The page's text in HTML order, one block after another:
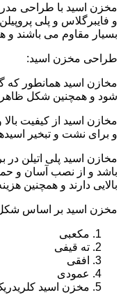
مخزن اسید با طراحی
و فایبرگلاس و پلی
بسیار مقاوم می باشند
طراحی مخزن اسید:
مخازن اسید همانطور که
شود و همچنین شکل ظاهر
مخازن اسید از کیفیت
و برای نشت و تبخیر
مخازن اسید پلی اتیلن
باشد و از نصب آسان و
بالایی دارند و همچنین
مخزن اسید بر اساس
مکعبی
ته قیفی
افقی
عمودی
مخزن اسید